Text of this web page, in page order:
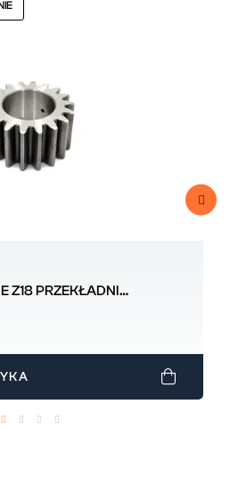
Z18 PRZEKŁADNI
FAHR 0.146.4644.0